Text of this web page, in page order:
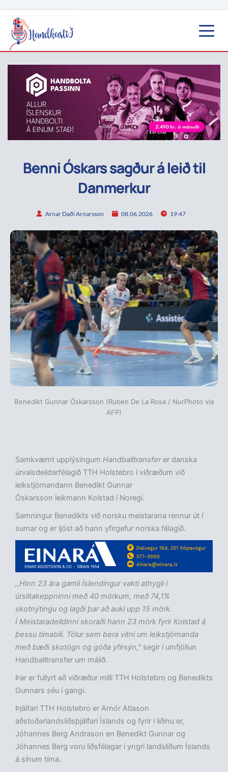
Benni Óskars sagður á leið til
Danmerkur
Arnar Daði Arnarsson 08.06.2026 19:47
Benedikt Gunnar Óskarsson (Ruben De La Rosa / NurPhoto via
AFP)
Samkvæmt upplýsingum Handballtransferer danska
úrvalsdeildarfélagið TTH Holstebro í viðræðum við
leikstjórnandann Benedikt Gunnar
Óskarsson leikmann Kolstad í Noregi.
Samningur Benedikts við norsku meistarana rennur út í
sumar og er ljóst að hann yfirgefur norska félagið.
,,Hinn 23 ára gamli Íslendingur vakti athygli í
úrslitakeppninni með 40 mörkum, með 74,1%
skotnýtingu og lagði þar að auki upp 15 mörk.
Í Meistaradeildinni skoraði hann 23 mörk fyrir Kolstad á
þessu tímabili. Tölur sem bera vitni um leikstjórnanda
með bæði skotógn og góða yfirsýn," segir í umfjöllun
Handballtransfer um málið.
Þar er fullyrt að viðræður milli TTH Holstebro og Benedikts
Gunnars séu í gangi.
Þjálfari TTH Holstebro er Arnór Atlason
aðstoðarlandsliðsþjálfari Íslands og fyrir í liðinu er,
Jóhannes Berg Andrason en Benedikt Gunnar og
Jóhannes Berg voru liðsfélagar í yngri landsliðum Íslands
á sínum tíma.